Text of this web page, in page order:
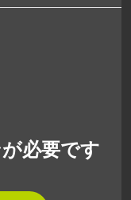
必要です